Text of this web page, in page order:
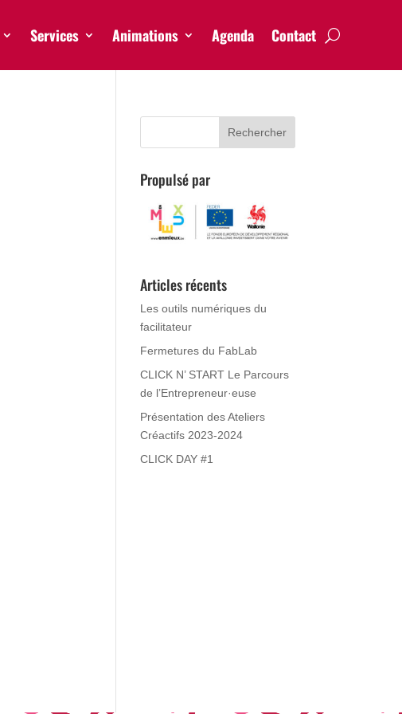
Services Animations Agenda Contact
Propulsé par
Articles récents
Les outils numériques du
facilitateur
Fermetures du FabLab
CLICK N’ START Le Parcours
de l’Entrepreneur·euse
Présentation des Ateliers
Créactifs 2023-2024
CLICK DAY #1